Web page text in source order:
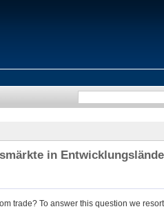
in
trade? To answer this question we